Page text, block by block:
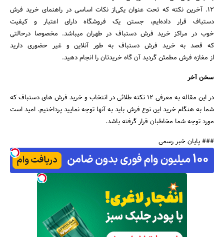
12. آخرین نکته که تحت عنوان یکی‌از نکات اساسی در راهنمای خرید فرش
دستباف قرار داده‌ایم، جستن یک فروشگاه دارای اعتبار و کیفیت
خوب در مراکز خرید فرش دستباف در طهران میباشد. مخصوصا در‌حالتی
که قصد به خرید فرش دستباف به طور آنلاین و غیر حضوری دارید
از مغازه فرش مطمئن گردید آن گاه خریدتان را انجام دهید.
سخن آخر
در این مقاله به معرفی 12 نکته طلائی در انتخاب و خرید فرش های دستباف که
شما به هنگام خرید این نوع فرش باید به آنها توجه نمایید پرداختیم. امید است
مورد توجه شما مخاطبان قرار گرفته باشد.
### پایان خبر رسمی